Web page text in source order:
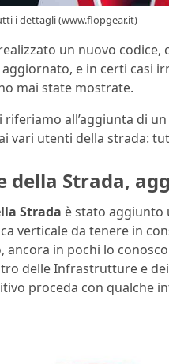
i dettagli (www.flopgear.it)
un nuovo
e in certi casi
mai state mostrate.
all’aggiunta di un
vari utenti della strada:
della Strada,
Strada è stato aggiunto
verticale da tenere in
ancora in pochi lo
delle Infrastrutture e
proceda con qualche